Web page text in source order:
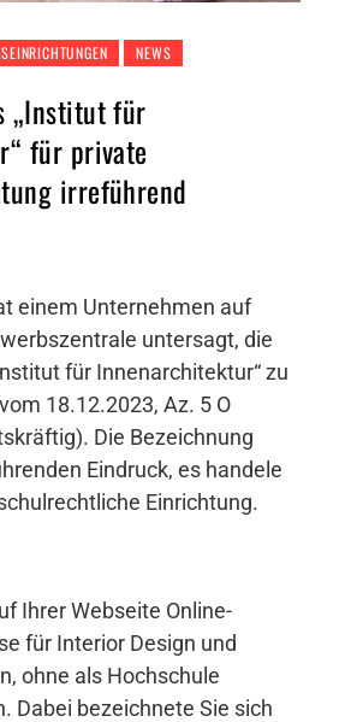
NEWS
„Institut für
für private
irreführend
einem Unternehmen auf
untersagt, die
für Innenarchitektur“ zu
18.12.2023, Az. 5 O
Die Bezeichnung
Eindruck, es handele
Einrichtung.
Ihrer Webseite Online-
für Interior Design und
ohne als Hochschule
Dabei bezeichnete Sie sich